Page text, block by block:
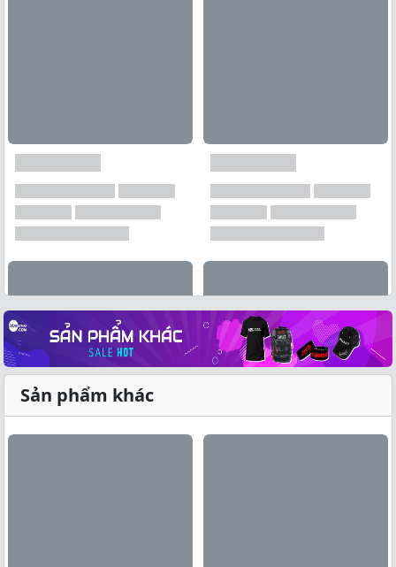
Xem tất cả →
Sản phẩm khác